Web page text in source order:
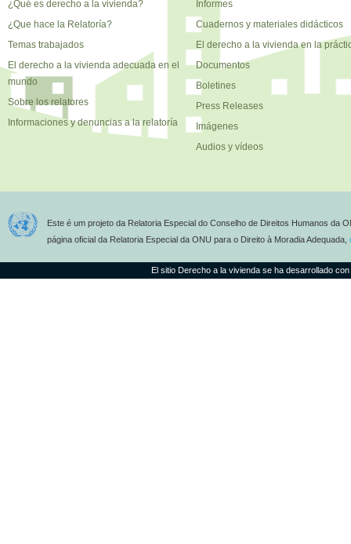
¿Qué es derecho a la vivienda?
¿Que hace la Relatoría?
Temas trabajados
El derecho a la vivienda adecuada en el
mundo
Sobre los relatores
Informaciones y denuncias a la relatoría
Informes
Cuadernos y materiales didácticos
El derecho a la vivienda en la
Documentos
Boletines
Press Releases
Imágenes
Audios y vídeos
Este é um projeto da Relatoria Especial do Conselho de Direitos Humanos da
página oficial da Relatoria Especial da ONU para o Direito à Moradia Adequada,
El sitio Derecho a la vivienda se ha desarrollado